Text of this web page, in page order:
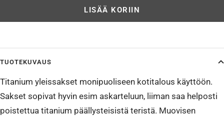
LISÄÄ KORIIN
TUOTEKUVAUS
Titanium yleissakset monipuoliseen kotitalous käyttöön.
Sakset sopivat hyvin esim askarteluun, liiman saa helposti
poistettua titanium päällysteisistä teristä. Muovisen